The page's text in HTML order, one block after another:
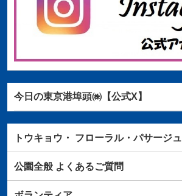
今日の東京港埠頭㈱【公式X】
トウキョウ・ フローラル・パサージュ
公園全般よくあるご質問